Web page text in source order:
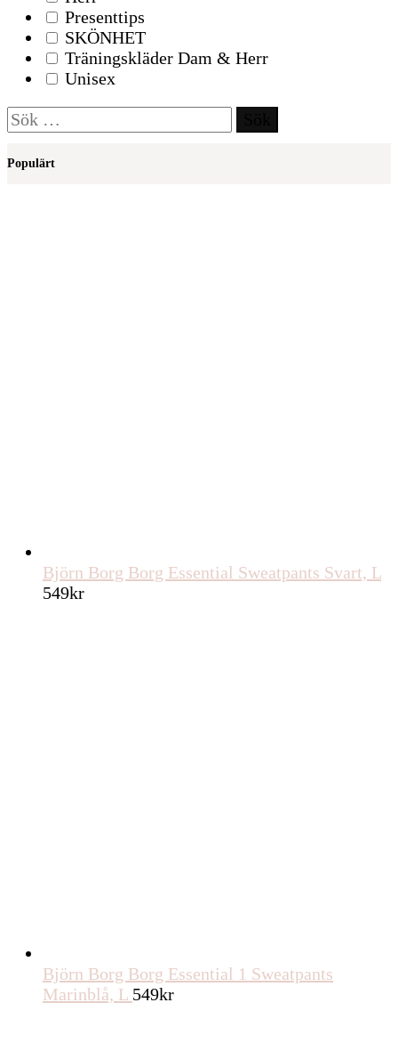
Presenttips
SKÖNHET
Träningskläder Dam & Herr
Unisex
Sök
efter:
Populärt
Björn Borg Borg Essential Sweatpants Svart, L
549kr
Björn Borg Borg Essential 1 Sweatpants
Marinblå, L 549kr